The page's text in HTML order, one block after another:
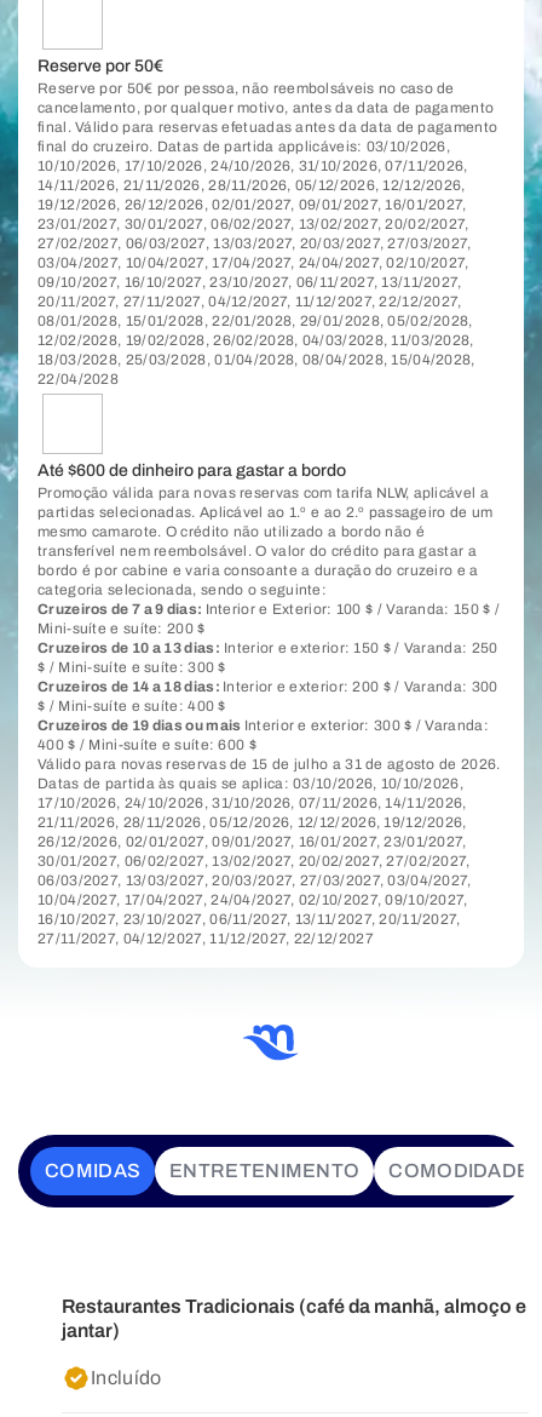
Reserve por 50€
Reserve por 50€ por pessoa, não reembolsáveis no caso de
cancelamento, por qualquer motivo, antes da data de pagamento
final. Válido para reservas efetuadas antes da data de pagamento
final do cruzeiro. Datas de partida applicáveis: 03/10/2026,
10/10/2026, 17/10/2026, 24/10/2026, 31/10/2026, 07/11/2026,
14/11/2026, 21/11/2026, 28/11/2026, 05/12/2026, 12/12/2026,
19/12/2026, 26/12/2026, 02/01/2027, 09/01/2027, 16/01/2027,
23/01/2027, 30/01/2027, 06/02/2027, 13/02/2027, 20/02/2027,
27/02/2027, 06/03/2027, 13/03/2027, 20/03/2027, 27/03/2027,
03/04/2027, 10/04/2027, 17/04/2027, 24/04/2027, 02/10/2027,
09/10/2027, 16/10/2027, 23/10/2027, 06/11/2027, 13/11/2027,
20/11/2027, 27/11/2027, 04/12/2027, 11/12/2027, 22/12/2027,
08/01/2028, 15/01/2028, 22/01/2028, 29/01/2028, 05/02/2028,
12/02/2028, 19/02/2028, 26/02/2028, 04/03/2028, 11/03/2028,
18/03/2028, 25/03/2028, 01/04/2028, 08/04/2028, 15/04/2028,
22/04/2028
Até $600 de dinheiro para gastar a bordo
Promoção válida para novas reservas com tarifa NLW, aplicável a
partidas selecionadas. Aplicável ao 1.º e ao 2.º passageiro de um
mesmo camarote. O crédito não utilizado a bordo não é
transferível nem reembolsável. O valor do crédito para gastar a
bordo é por cabine e varia consoante a duração do cruzeiro e a
categoria selecionada, sendo o seguinte:
Cruzeiros de 7 a 9 dias: Interior e Exterior: 100 $ / Varanda: 150 $ /
Mini-suíte e suíte: 200 $
Cruzeiros de 10 a 13 dias: Interior e exterior: 150 $ / Varanda: 250
$ / Mini-suíte e suíte: 300 $
Cruzeiros de 14 a 18 dias: Interior e exterior: 200 $ / Varanda: 300
$ / Mini-suíte e suíte: 400 $
Cruzeiros de 19 dias ou mais Interior e exterior: 300 $ / Varanda:
400 $ / Mini-suíte e suíte: 600 $
Válido para novas reservas de 15 de julho a 31 de agosto de 2026.
Datas de partida às quais se aplica: 03/10/2026, 10/10/2026,
17/10/2026, 24/10/2026, 31/10/2026, 07/11/2026, 14/11/2026,
21/11/2026, 28/11/2026, 05/12/2026, 12/12/2026, 19/12/2026,
26/12/2026, 02/01/2027, 09/01/2027, 16/01/2027, 23/01/2027,
30/01/2027, 06/02/2027, 13/02/2027, 20/02/2027, 27/02/2027,
06/03/2027, 13/03/2027, 20/03/2027, 27/03/2027, 03/04/2027,
10/04/2027, 17/04/2027, 24/04/2027, 02/10/2027, 09/10/2027,
16/10/2027, 23/10/2027, 06/11/2027, 13/11/2027, 20/11/2027,
27/11/2027, 04/12/2027, 11/12/2027, 22/12/2027
COMIDAS ENTRETENIMENTO
Restaurantes Tradicionais (café da manhã, almoço e
jantar)
Incluído